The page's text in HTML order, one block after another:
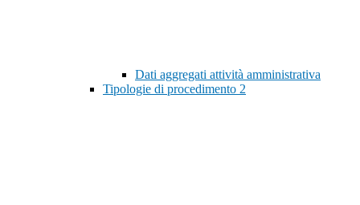
Dati aggregati attività amministrativa
Tipologie di procedimento 2